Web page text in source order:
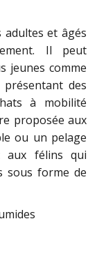
adultes et âgés
Il peut
jeunes comme
des
à mobilité
proposée aux
ou un pelage
aux félins qui
sous forme de